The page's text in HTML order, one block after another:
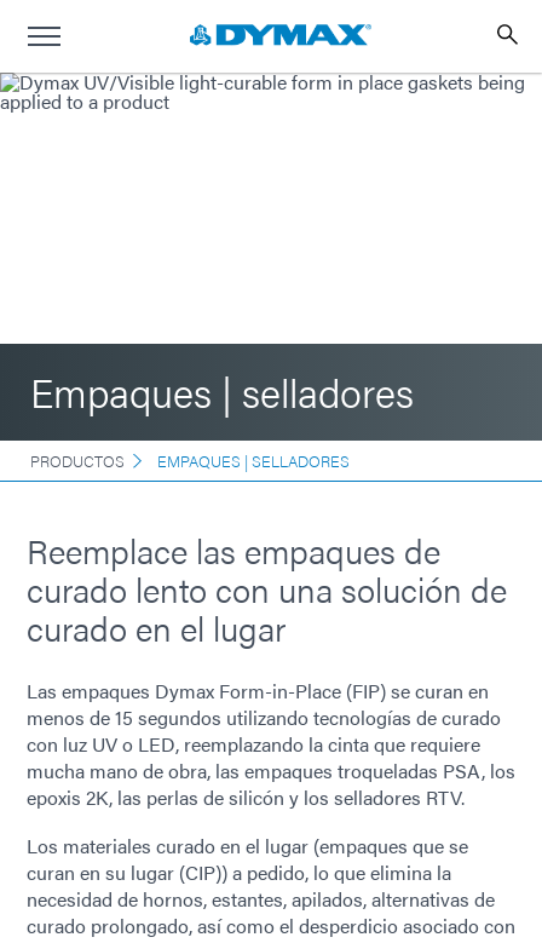
Empaques | selladores
PRODUCTOS EMPAQUES | SELLADORES
Reemplace las empaques de
curado lento con una solución de
curado en el lugar
Las empaques Dymax Form-in-Place (FIP) se curan en
menos de 15 segundos utilizando tecnologías de curado
con luz UV o LED, reemplazando la cinta que requiere
mucha mano de obra, las empaques troqueladas PSA, los
epoxis 2K, las perlas de silicón y los selladores RTV.
Los materiales curado en el lugar (empaques que se
curan en su lugar (CIP)) a pedido, lo que elimina la
necesidad de hornos, estantes, apilados, alternativas de
curado prolongado, así como el desperdicio asociado con